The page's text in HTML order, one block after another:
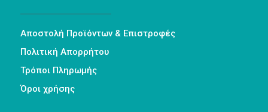
Αποστολή Προϊόντων & Επιστροφές
Πολιτική Απορρήτου
Τρόποι Πληρωμής
Όροι χρήσης